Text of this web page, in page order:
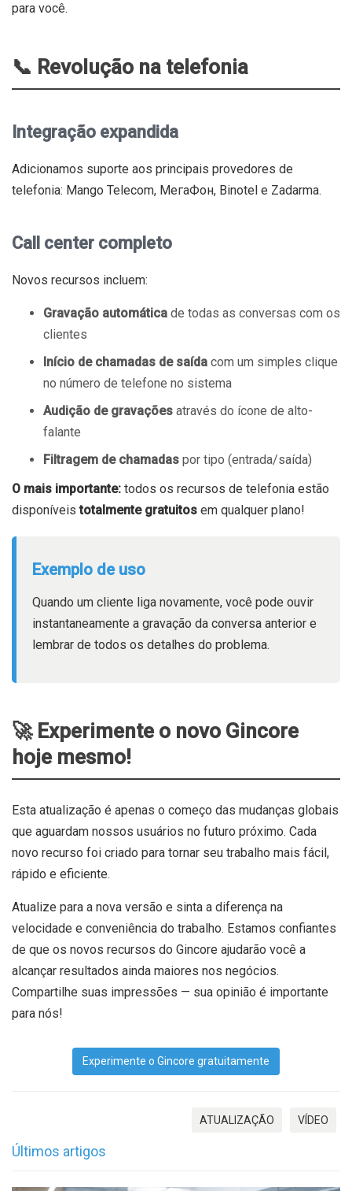
para você.
📞 Revolução na telefonia
Integração expandida
Adicionamos suporte aos principais provedores de
telefonia: Mango Telecom, МегаФон, Binotel e Zadarma.
Call center completo
Novos recursos incluem:
Gravação automática de todas as conversas com os
clientes
Início de chamadas de saída com um simples clique
no número de telefone no sistema
Audição de gravações através do ícone de alto-
falante
Filtragem de chamadas por tipo (entrada/saída)
O mais importante: todos os recursos de telefonia estão
disponíveistotalmente gratuitos em qualquer plano!
Exemplo de uso
Quando um cliente liga novamente, você pode ouvir
instantaneamente a gravação da conversa anterior e
lembrar de todos os detalhes do problema.
🚀 Experimente o novo Gincore
hoje mesmo!
Esta atualização é apenas o começo das mudanças globais
que aguardam nossos usuários no futuro próximo. Cada
novo recurso foi criado para tornar seu trabalho mais fácil,
rápido e eficiente.
Atualize para a nova versão e sinta a diferença na
velocidade e conveniência do trabalho. Estamos confiantes
de que os novos recursos do Gincore ajudarão você a
alcançar resultados ainda maiores nos negócios.
Compartilhe suas impressões — sua opinião é importante
para nós!
Experimente o Gincore gratuitamente
ATUALIZAÇÃO VÍDEO
Últimos artigos